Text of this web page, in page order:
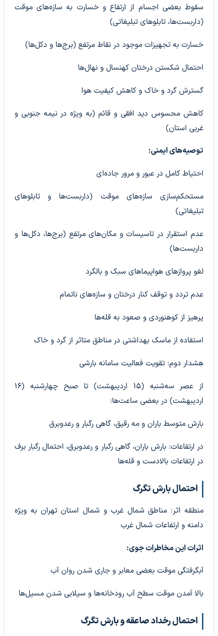
سقوط بعضی اجسام از ارتفاع و خسارت به سازه‌های موقت
(داربست‌ها، تابلوهای تبلیغاتی)
خسارت به تجهیزات موجود در نقاط مرتفع (برج‌ها و دکل‌ها)
احتمال شکستن درختان کهنسال و نهال‌ها
گسترش گرد و خاک و کاهش کیفیت هوا
کاهش محسوس دید افقی و قائم (به ویژه در نیمه جنوبی و
غربی استان)
توصیه‌های ایمنی:
احتیاط کامل در عبور و مرور جاده‌ای
مستحکم‌سازی سازه‌های موقت (داربست‌ها و تابلوهای
تبلیغاتی)
عدم استقرار در تاسیسات و مکان‌های مرتفع (برج‌ها، دکل‌ها و
داربست‌ها)
لغو پروازهای هواپیماهای سبک و بالگرد
عدم تردد و توقف کنار درختان و سازه‌های ناتمام
پرهیز از کوهنوردی و صعود به قله‌ها
استفاده از ماسک بهداشتی در مناطق متاثر از گرد و خاک
هشدار دوم: تقویت فعالیت سامانه بارشی
از عصر سه‌شنبه (۱۵ اردیبهشت) تا صبح چهارشنبه (۱۶
اردیبهشت) در بعضی ساعت‌ها:
بارش متوسط باران و مه رقیق، گاهی رگبار و رعدوبرق
در ارتفاعات: بارش باران، گاهی رگبار و رعدوبرق، احتمال رگبار برف
در ارتفاعات بالادست و قله‌ها
احتمال بارش تگرگ
منطقه اثر: مناطق شمال غرب و شمال استان تهران به ویژه
دامنه و ارتفاعات شمال غرب
اثرات این مخاطرات جوی:
آبگرفتگی موقت بعضی معابر و جاری شدن روان آب
بالا آمدن موقت سطح آب رودخانه‌ها و سیلابی شدن مسیل‌ها
احتمال رخداد صاعقه و بارش تگرگ